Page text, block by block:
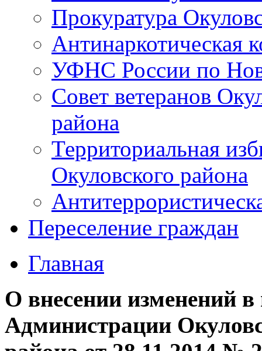
Прокуратура
Антинаркотическая
УФНС России по
Совет ветеранов
района
Территориальная
Окуловского района
Переселение граждан
Главная
О внесении изменений в
Администрации